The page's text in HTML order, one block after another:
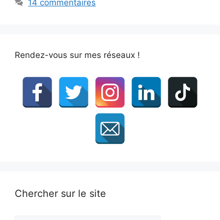
14 commentaires
Rendez-vous sur mes réseaux !
Chercher sur le site